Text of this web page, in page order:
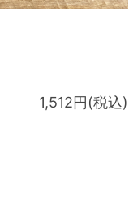
1,512円(税込)